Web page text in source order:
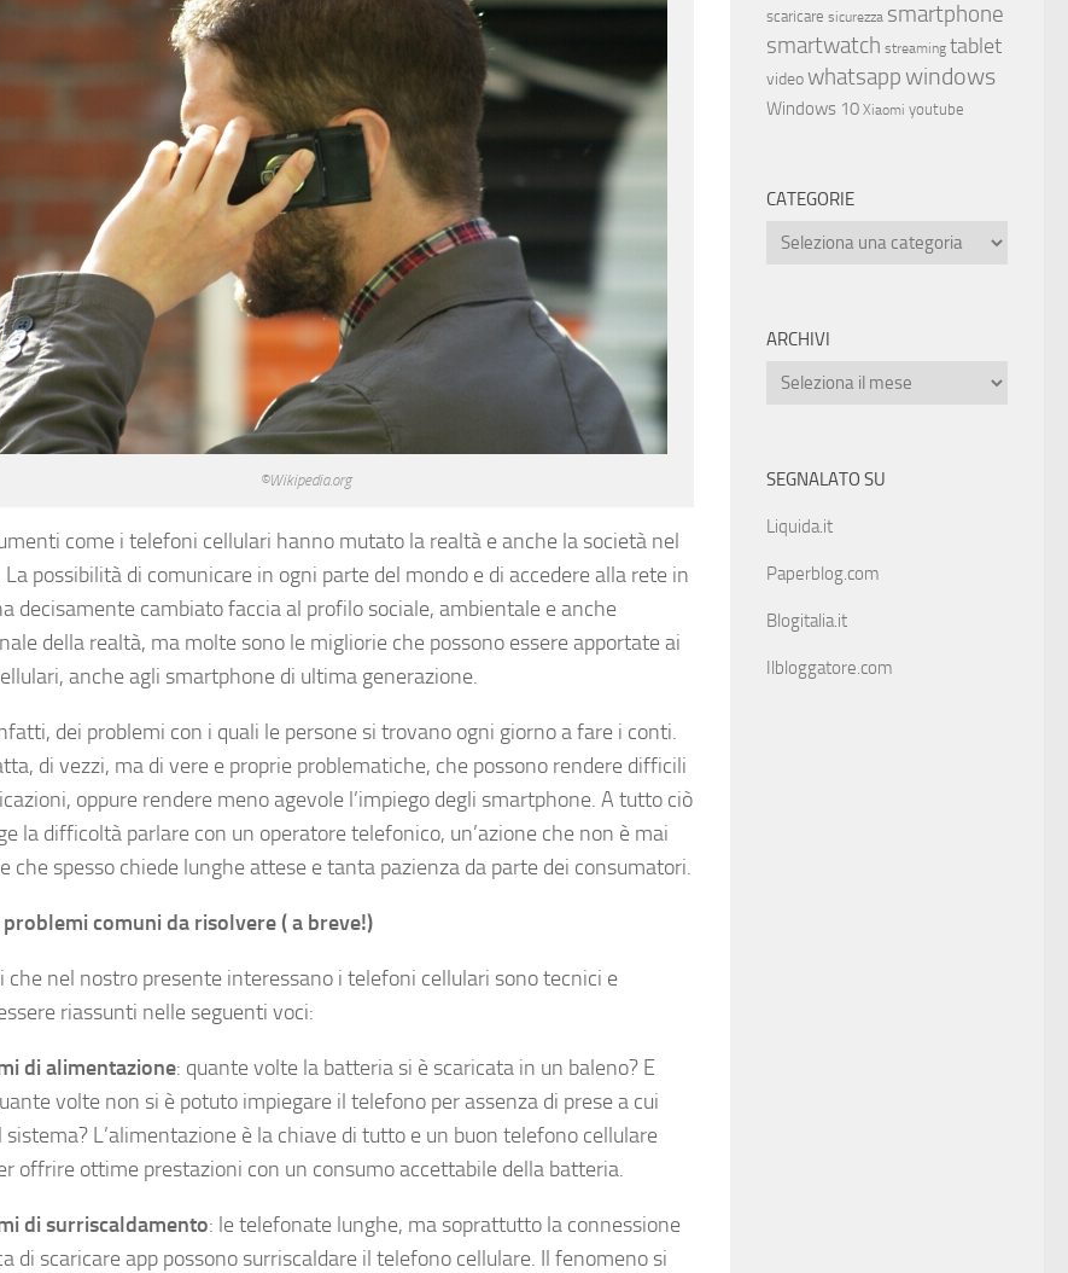
©Wikipedia.org
come i telefoni cellulari hanno mutato la realtà e anche la società nel
La possibilità di comunicare in ogni parte del mondo e di accedere alla rete in
decisamente cambiato faccia al profilo sociale, ambientale e anche
della realtà, ma molte sono le migliorie che possono essere apportate ai
anche agli smartphone di ultima generazione.
dei problemi con i quali le persone si trovano ogni giorno a fare i conti.
di vezzi, ma di vere e proprie problematiche, che possono rendere difficili
oppure rendere meno agevole l’impiego degli smartphone. A tutto ciò
la difficoltà parlare con un operatore telefonico, un’azione che non è mai
che spesso chiede lunghe attese e tanta pazienza da parte dei consumatori.
comuni da risolvere ( a breve!)
che nel nostro presente interessano i telefoni cellulari sono tecnici e
riassunti nelle seguenti voci:
di alimentazione: quante volte la batteria si è scaricata in un baleno? E
volte non si è potuto impiegare il telefono per assenza di prese a cui
sistema? L’alimentazione è la chiave di tutto e un buon telefono cellulare
offrire ottime prestazioni con un consumo accettabile della batteria.
di surriscaldamento: le telefonate lunghe, ma soprattutto la connessione
di scaricare app possono surriscaldare il telefono cellulare. Il fenomeno si
scaricare sicurezza smartphone
smartwatch streaming tablet
videowhatsappwindows
Windows 10 Xiaomi youtube
CATEGORIE
ARCHIVI
SEGNALATO SU
Liquida.it
Paperblog.com
Blogitalia.it
Ilbloggatore.com